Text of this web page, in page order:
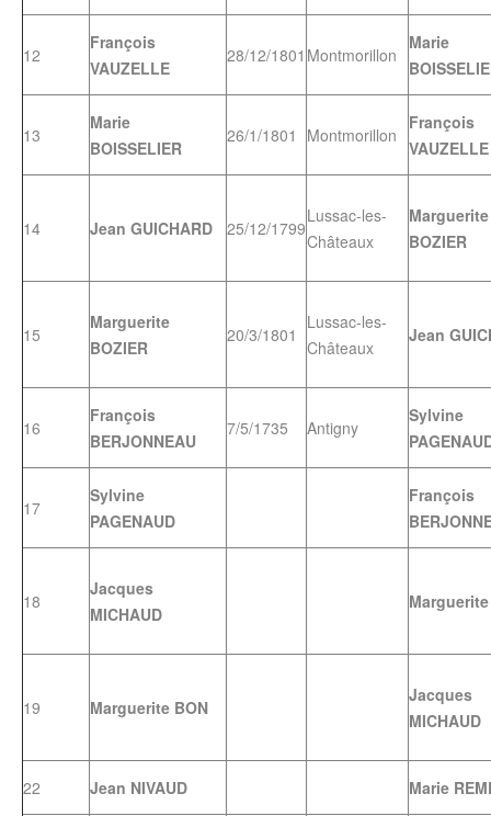
12
François
VAUZELLE
28/12/1801 Montmorillon
Marie
13
Marie
BOISSELIER
26/1/1801 Montmorillon
François
VAUZELLE
14 Jean GUICHARD 25/12/1799
Lussac-les-
Châteaux
Marguerite
BOZIER
15
Marguerite
BOZIER
20/3/1801
Lussac-les-
Châteaux
Jean
16
François
BERJONNEAU
7/5/1735 Antigny
Sylvine
17
Sylvine
PAGENAUD
François
18
Jacques
MICHAUD
19 Marguerite BON
Jacques
MICHAUD
22 Jean NIVAUD Marie